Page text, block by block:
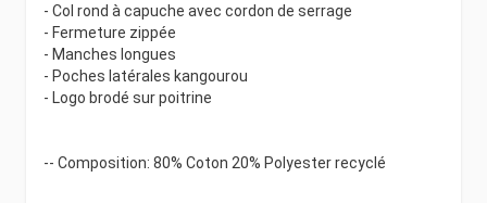
- Col rond à capuche avec cordon de serrage
- Fermeture zippée
- Manches longues
- Poches latérales kangourou
- Logo brodé sur poitrine
-- Composition: 80% Coton 20% Polyester recyclé